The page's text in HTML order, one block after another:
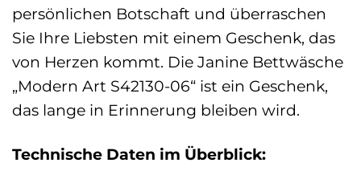
persönlichen Botschaft und überraschen
Sie Ihre Liebsten mit einem Geschenk, das
von Herzen kommt. Die Janine Bettwäsche
„Modern Art S42130-06“ ist ein Geschenk,
das lange in Erinnerung bleiben wird.
Technische Daten im Überblick: